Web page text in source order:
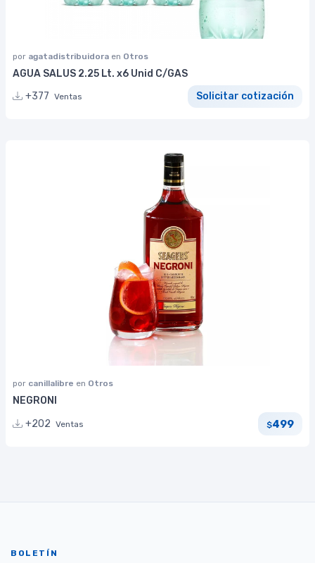
por agatadistribuidora en Otros
AGUA SALUS 2.25 Lt. x6 Unid C/GAS
+377 Ventas Solicitar cotización
por canillalibre en Otros
NEGRONI
+202 Ventas $499
BOLETÍN